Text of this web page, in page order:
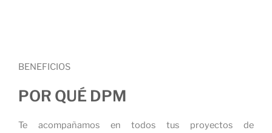
BENEFICIOS
POR QUÉ DPM
Te acompañamos en todos tus proyectos de